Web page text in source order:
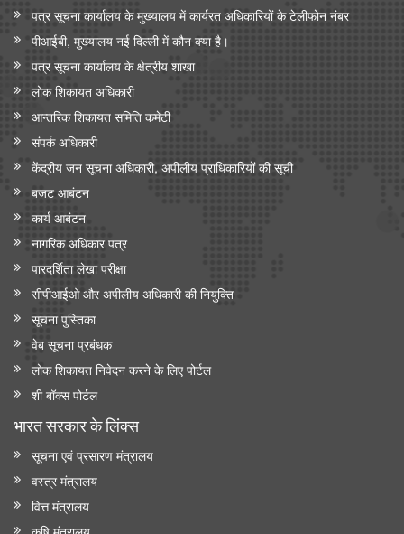
पत्र सूचना कार्यालय के मुख्यालय में कार्यरत अधिकारियों के टेलीफोन नंबर
पीआईबी, मुख्यालय नई दिल्ली में कौन क्या है।
पत्र सूचना कार्यालय के क्षेत्रीय शाखा
लोक शिकायत अधिकारी
आन्‍तरिक शिकायत समिति कमेटी
संपर्क अधिकारी
केंद्रीय जन सूचना अधिकारी, अपीलीय प्राधिकारियों की सूची
बजट आबंटन
कार्य आबंटन
नागरिक अधिकार पत्र
पारदर्शिता लेखा परीक्षा
सीपीआईओ और अपी‍लीय अधिकारी की नियुक्ति
सूचना पुस्तिका
वेब सूचना प्रबंधक
लोक शिकायत निवेदन करने के लिए पोर्टल
शी बॉक्स पोर्टल
भारत सरकार के लिंक्‍स
सूचना एवं प्रसारण मंत्रालय
वस्त्र मंत्रालय
वित्त मंत्रालय